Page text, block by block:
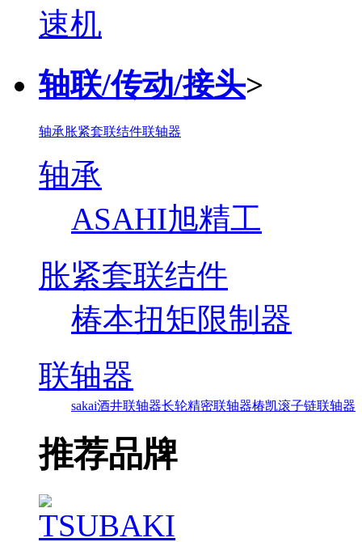
轴联/传动/接头>
轴承胀紧套联结件联轴器
轴承
ASAHI旭精工
胀紧套联结件
椿本扭矩限制器
联轴器
sakai酒井联轴器长轮精密联轴器椿凯滚子链联轴器
推荐品牌